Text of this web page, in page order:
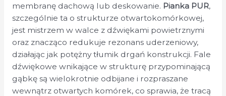
membranę dachową lub deskowanie. Pianka PUR,
szczególnie ta o strukturze otwartokomórkowej,
jest mistrzem w walce z dźwiękami powietrznymi
oraz znacząco redukuje rezonans uderzeniowy,
działając jak potężny tłumik drgań konstrukcji. Fale
dźwiękowe wnikające w strukturę przypominającą
gąbkę są wielokrotnie odbijane i rozpraszane
wewnątrz otwartych komórek, co sprawia, że tracą